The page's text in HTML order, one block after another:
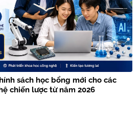
sách học bổng mới cho các
chiến lược từ năm 2026